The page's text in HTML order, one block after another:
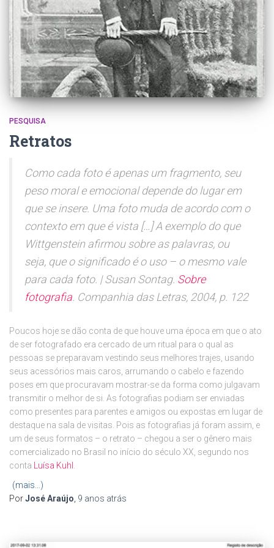
PESQUISA
Retratos
Como cada foto é apenas um fragmento, seu
peso moral e emocional depende do lugar em
que se insere. Uma foto muda de acordo com o
contexto em que é vista […] A exemplo do que
Wittgenstein afirmou sobre as palavras, ou
seja, que o significado é o uso – o mesmo vale
para cada foto. | Susan Sontag. Sobre
fotografia. Companhia das Letras, 2004, p. 122
Poucos hoje se dão conta de que houve uma época em que o ato
de ser fotografado era cercado de um ritual para o qual as
pessoas se preparavam vestindo seus melhores trajes, usando
seus acessórios mais caros, arrumando o cabelo e fazendo
poses em que procuravam mostrar-se da forma como julgavam
transmitir o melhor de si. As fotografias podiam ser enviadas
como presentes para parentes e amigos ou expostas em lugar de
destaque na sala de visitas. Pois as fotografias já foram assim, e
um de seus formatos – o retrato – chegou a ser o gênero mais
comercializado no Brasil no início do século XX, segundo nos
conta
Luísa Kuhl
(mais…)
PorJosé Araújo 9 anos atrás